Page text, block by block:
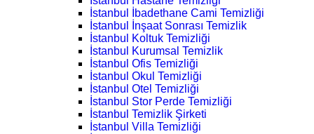
İstanbul İbadethane Cami Temizliği
İstanbul İnşaat Sonrası Temizlik
İstanbul Koltuk Temizliği
İstanbul Kurumsal Temizlik
İstanbul Ofis Temizliği
İstanbul Okul Temizliği
İstanbul Otel Temizliği
İstanbul Stor Perde Temizliği
İstanbul Temizlik Şirketi
İstanbul Villa Temizliği